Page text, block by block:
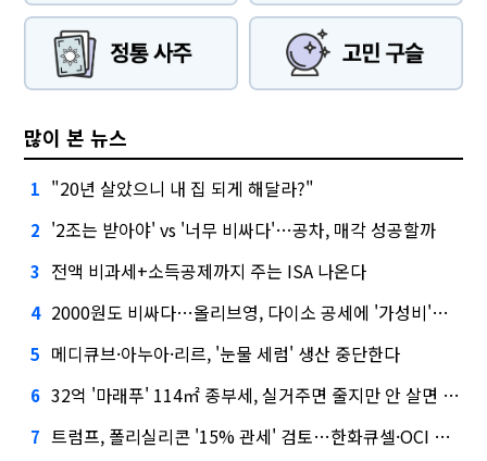
많이 본 뉴스
1 "20년 살았으니 내 집 되게 해달라?"
2 '2조는 받아야' vs '너무 비싸다'…공차, 매각 성공할까
3 전액 비과세+소득공제까지 주는 ISA 나온다
4 2000원도 비싸다…올리브영, 다이소 공세에 '가성비'로 맞불
5 메디큐브·아누아·리르, '눈물 세럼' 생산 중단한다
6 32억 '마래푸' 114㎡ 종부세, 실거주면 줄지만 안 살면 2.5배
7 트럼프, 폴리실리콘 '15% 관세' 검토…한화큐셀·OCI 영향은?